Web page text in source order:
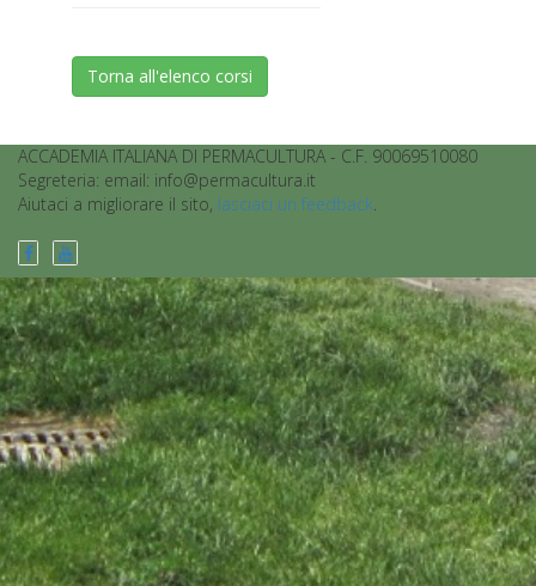
Torna all'elenco corsi
ACCADEMIA ITALIANA DI PERMACULTURA - C.F. 90069510080
Segreteria: email: info@permacultura.it
Aiutaci a migliorare il sito, lasciaci un feedback.